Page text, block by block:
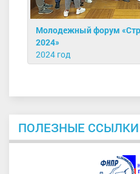
Молодежный форум
2024»
2024 год
ПОЛЕЗНЫЕ ССЫЛКИ